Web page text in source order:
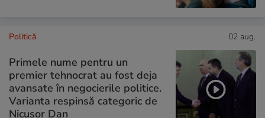
Politică 02 aug.
Primele nume pentru un
premier tehnocrat au fost deja
avansate în negocierile politice.
Varianta respinsă categoric de
Nicușor Dan